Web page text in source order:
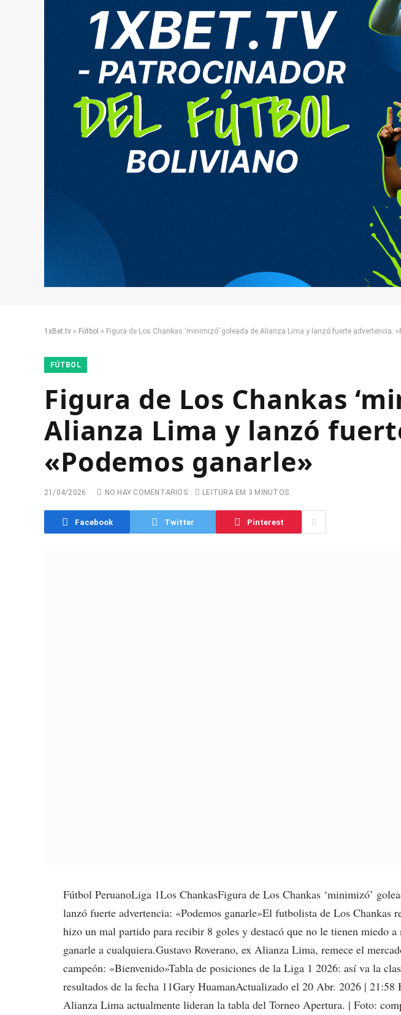
1xBet.tv » Fútbol » Figura de Los Chankas ‘minimizó’ goleada de Alianza Lima y lanzó fuerte advertencia:
FÚTBOL
Figura de Los Chankas
Alianza Lima y lanzó
«Podemos ganarle»
21/04/2026 NO HAY COMENTARIOS LEITURA EM 3 MINUTOS
Facebook Twitter Pinterest
Fútbol PeruanoLiga 1Los ChankasFigura de Los Chankas ‘minimizó’
lanzó fuerte advertencia: «Podemos ganarle»El futbolista de Los Chankas
hizo un mal partido para recibir 8 goles y destacó que no le tienen miedo a
ganarle a cualquiera.Gustavo Roverano, ex Alianza Lima, remece el
campeón: «Bienvenido»Tabla de posiciones de la Liga 1 2026: así va la
resultados de la fecha 11Gary HuamanActualizado el 20 Abr. 2026 | 21:58
Alianza Lima actualmente lideran la tabla del Torneo Apertura. | Foto: